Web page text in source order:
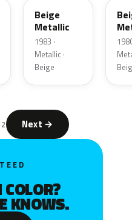
Beige
Metallic
1983 ·
Metallic ·
Beige
Next →
KNOWS.